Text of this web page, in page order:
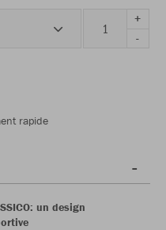
+
-
rapide
un design